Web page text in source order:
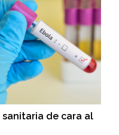
sanitaria de cara al